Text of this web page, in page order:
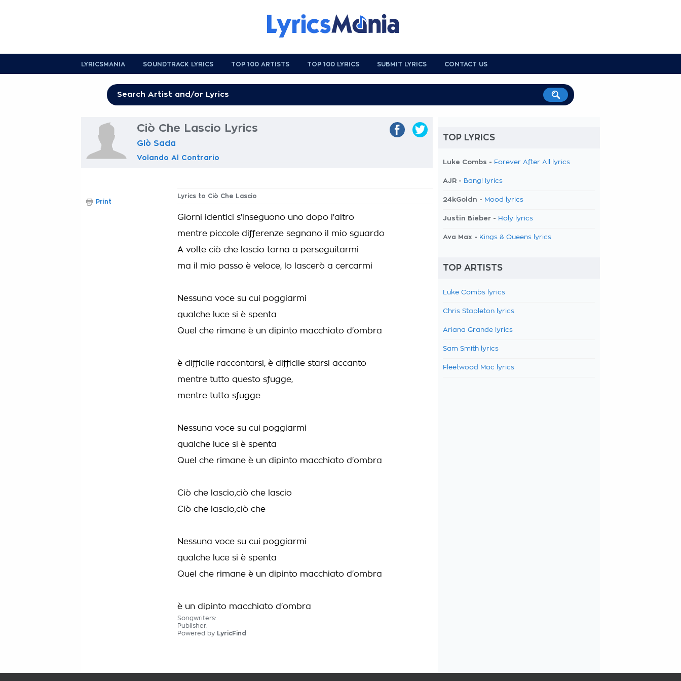
LYRICSMANIA SOUNDTRACK LYRICS TOP 100 ARTISTS TOP 100 LYRICS SUBMIT LYRICS CONTACT US
Ciò Che Lascio Lyrics
Giò Sada
Volando Al Contrario
Lyrics to Ciò Che Lascio
Giorni identici s'inseguono uno dopo l'altro
mentre piccole differenze segnano il mio sguardo
A volte ciò che lascio torna a perseguitarmi
ma il mio passo è veloce, lo lascerò a cercarmi
Nessuna voce su cui poggiarmi
qualche luce si è spenta
Quel che rimane è un dipinto macchiato d'ombra
è difficile raccontarsi, è difficile starsi accanto
mentre tutto questo sfugge,
mentre tutto sfugge
Nessuna voce su cui poggiarmi
qualche luce si è spenta
Quel che rimane è un dipinto macchiato d'ombra
Ciò che lascio,ciò che lascio
Ciò che lascio,ciò che
Nessuna voce su cui poggiarmi
qualche luce si è spenta
Quel che rimane è un dipinto macchiato d'ombra
è un dipinto macchiato d'ombra
Songwriters:
Publisher:
Powered by LyricFind
Print
TOP LYRICS
Luke Combs - Forever After All lyrics
AJR - Bang! lyrics
24kGoldn - Mood lyrics
Justin Bieber - Holy lyrics
Ava Max - Kings & Queens lyrics
TOP ARTISTS
Luke Combs lyrics
Chris Stapleton lyrics
Ariana Grande lyrics
Sam Smith lyrics
Fleetwood Mac lyrics